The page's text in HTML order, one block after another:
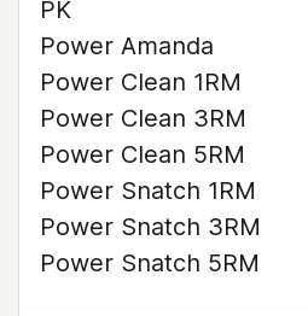
PK
Power Amanda
Power Clean 1RM
Power Clean 3RM
Power Clean 5RM
Power Snatch 1RM
Power Snatch 3RM
Power Snatch 5RM